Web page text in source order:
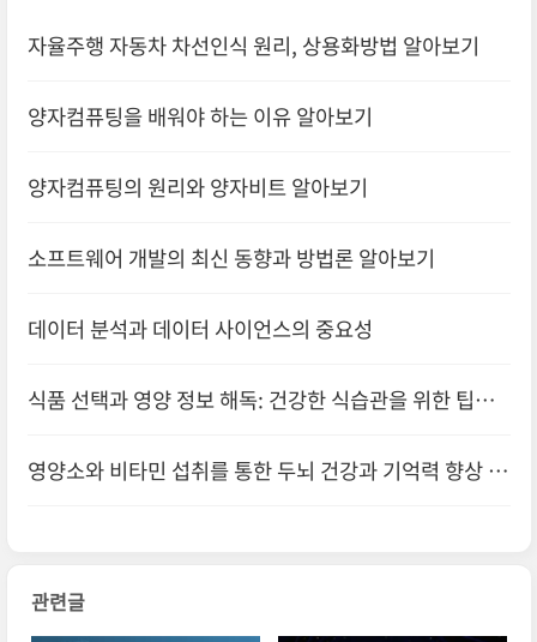
자율주행 자동차 차선인식 원리, 상용화방법 알아보기
양자컴퓨팅을 배워야 하는 이유 알아보기
양자컴퓨팅의 원리와 양자비트 알아보기
소프트웨어 개발의 최신 동향과 방법론 알아보기
데이터 분석과 데이터 사이언스의 중요성
식품 선택과 영양 정보 해독: 건강한 식습관을 위한 팁과
영양소와 비타민 섭취를 통한 두뇌 건강과 기억력 향상 전
관련글